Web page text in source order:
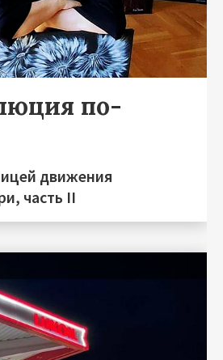
по-
движения
часть II